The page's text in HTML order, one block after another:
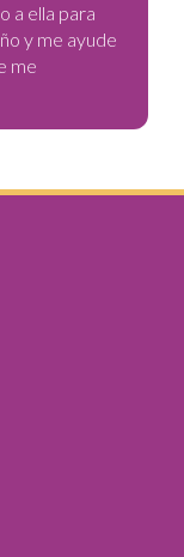
a ella para
y me ayude
me